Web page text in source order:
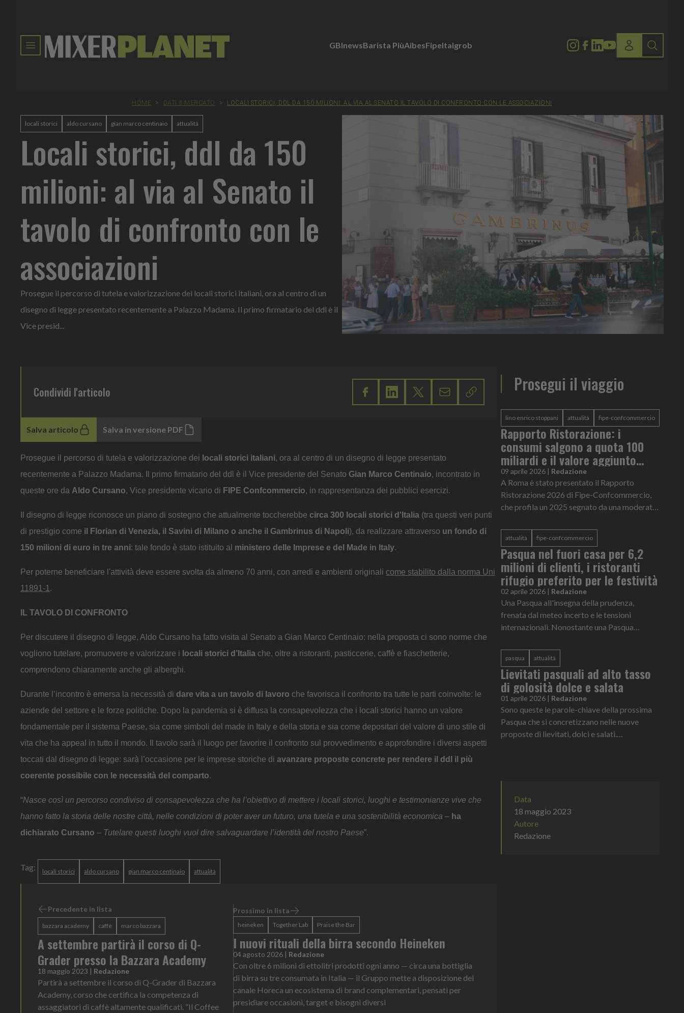
GBInewsBarista PiùAibesFipeItalgrob
HOME > DATI & MERCATO > LOCALI STORICI, DDL DA 150 MILIONI: AL VIA AL SENATO IL TAVOLO DI CONFRONTO CON LE ASSOCIAZIONI
locali storici aldo cursano gian marco centinaio attualità
Locali storici, ddl da 150
milioni: al via al Senato il
tavolo di confronto con le
associazioni
Prosegue il percorso di tutela e valorizzazione dei locali storici italiani, ora al centro di un
disegno di legge presentato recentemente a Palazzo Madama. Il primo firmatario del ddl è il
Vice presid...
Condividi l'articolo
Salva articolo Salva in versione PDF
Prosegue il percorso di tutela e valorizzazione dei locali storici italiani, ora al centro di un disegno di legge presentato
recentemente a Palazzo Madama. Il primo firmatario del ddl è il Vice presidente del Senato Gian Marco Centinaio, incontrato in
queste ore da Aldo Cursano, Vice presidente vicario di FIPE Confcommercio, in rappresentanza dei pubblici esercizi.
Il disegno di legge riconosce un piano di sostegno che attualmente toccherebbe circa 300 locali storici d'Italia (tra questi veri punti
di prestigio come il Florian di Venezia, il Savini di Milano o anche il Gambrinus di Napoli), da realizzare attraverso un fondo di
150 milioni di euro in tre anni: tale fondo è stato istituito al ministero delle Imprese e del Made in Italy.
Per poterne beneficiare l'attività deve essere svolta da almeno 70 anni, con arredi e ambienti originali come stabilito dalla norma Uni
11891-1 .
IL TAVOLO DI CONFRONTO
Per discutere il disegno di legge, Aldo Cursano ha fatto visita al Senato a Gian Marco Centinaio: nella proposta ci sono norme che
vogliono tutelare, promuovere e valorizzare i locali storici d’Italia che, oltre a ristoranti, pasticcerie, caffè e fiaschetterie,
comprendono chiaramente anche gli alberghi.
Durante l’incontro è emersa la necessità di dare vita a un tavolo di lavoro che favorisca il confronto tra tutte le parti coinvolte: le
aziende del settore e le forze politiche. Dopo la pandemia si è diffusa la consapevolezza che i locali storici hanno un valore
fondamentale per il sistema Paese, sia come simboli del made in Italy e della storia e sia come depositari del valore di uno stile di
vita che ha appeal in tutto il mondo. Il tavolo sarà il luogo per favorire il confronto sul provvedimento e approfondire i diversi aspetti
toccati dal disegno di legge: sarà l’occasione per le imprese storiche di avanzare proposte concrete per rendere il ddl il più
coerente possibile con le necessità del comparto.
“Nasce così un percorso condiviso di consapevolezza che ha l’obiettivo di mettere i locali storici, luoghi e testimonianze vive che
hanno fatto la storia delle nostre città, nelle condizioni di poter aver un futuro, una tutela e una sostenibilità economica – ha
dichiarato Cursano – Tutelare questi luoghi vuol dire salvaguardare l’identità del nostro Paese”.
Tag: locali storici aldo cursano gian marco centinaio attualità
Precedente in lista
bazzara academy caffè marco bazzara
A settembre partirà il corso di Q-
Grader presso la Bazzara Academy
18 maggio 2023 | Redazione
Partirà a settembre il corso di Q-Grader di Bazzara
Academy, corso che certifica la competenza di
assaggiatori di caffè altamente qualificati. “Il Coffee
Prossimo in lista
heineken Together Lab Praise the Bar
I nuovi rituali della birra secondo Heineken
04 agosto 2026 | Redazione
Con oltre 6 milioni di ettolitri prodotti ogni anno — circa una bottiglia
di birra su tre consumata in Italia — il Gruppo mette a disposizione del
canale Horeca un ecosistema di brand complementari, pensati per
presidiare occasioni, target e bisogni diversi
Prosegui il viaggio
lino enrico stoppani attualità fipe-confcommercio
Rapporto Ristorazione: i
consumi salgono a quota 100
miliardi e il valore aggiunto
segna +0,5%
09 aprile 2026 | Redazione
A Roma è stato presentato il Rapporto
Ristorazione 2026 di Fipe-Confcommercio,
che profila un 2025 segnato da una moderata
strutturali e di un contesto s...
attualità fipe-confcommercio
Pasqua nel fuori casa per 6,2
milioni di clienti, i ristoranti
rifugio preferito per le festività
02 aprile 2026 | Redazione
Una Pasqua all'insegna della prudenza,
frenata dal meteo incerto e le tensioni
internazionali. Nonostante una Pasqua
geopolitiche frenino in parte le classiche...
pasqua attualità
Lievitati pasquali ad alto tasso
di golosità dolce e salata
01 aprile 2026 | Redazione
Sono queste le parole-chiave della prossima
Pasqua che si concretizzano nelle nuove
proposte di lievitati, dolci e salati.
Data
18 maggio 2023
Autore
Redazione